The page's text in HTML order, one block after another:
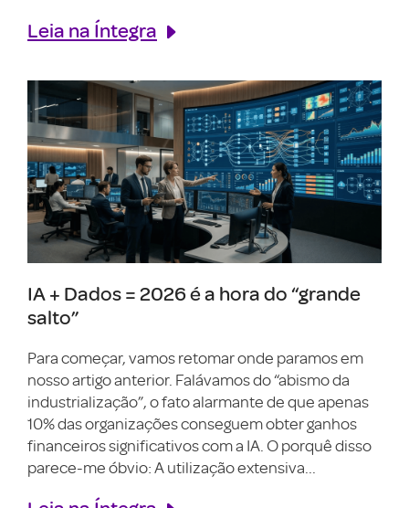
Leia na Íntegra
IA + Dados = 2026 é a hora do “grande
salto”
Para começar, vamos retomar onde paramos em
nosso artigo anterior. Falávamos do “abismo da
industrialização”, o fato alarmante de que apenas
10% das organizações conseguem obter ganhos
financeiros significativos com a IA. O porquê disso
parece-me óbvio: A utilização extensiva...